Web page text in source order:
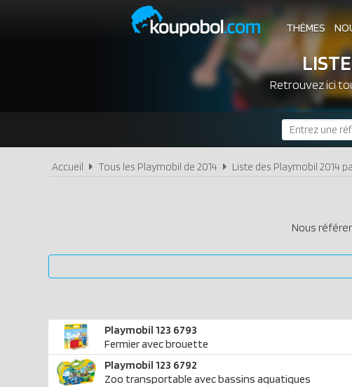
THÈMES
Retrouvez ici
Accueil Tous les Playmobil de 2014 Liste des Playmobil 2014
Nous
Playmobil 123 6793
Fermier avec brouette
Playmobil 123 6792
Zoo transportable avec bassins aquatiques